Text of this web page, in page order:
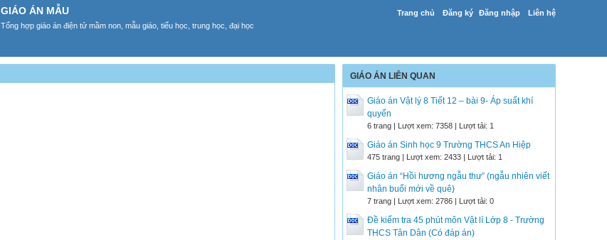
Trang chủ Đăng ký Đăng nhập Liên hệ
GIÁO ÁN MẪU
Tổng hợp giáo án điện tử mầm non, mẫu giáo, tiểu học, trung học, đại học
GIÁO ÁN LIÊN QUAN
Giáo án Vật lý 8 Tiết 12 – bài 9- Áp suất khí
quyển
6 trang | Lượt xem: 7358 | Lượt tải: 1
Giáo án Sinh học 9 Trường THCS An Hiệp
475 trang | Lượt xem: 2433 | Lượt tải: 1
Giáo án “Hồi hương ngẫu thư” (ngẫu nhiên viết
nhân buổi mới về quê)
7 trang | Lượt xem: 2786 | Lượt tải: 0
Đề kiểm tra 45 phút môn Vật lí Lớp 8 - Trường
THCS Tân Dân (Có đáp án)